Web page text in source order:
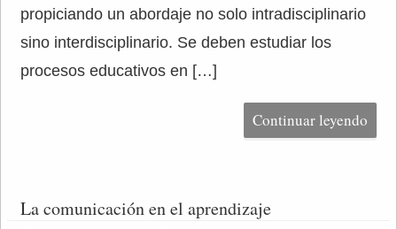
propiciando un abordaje no solo intradisciplinario
sino interdisciplinario. Se deben estudiar los
procesos educativos en […]
Continuar leyendo
La comunicación en el aprendizaje